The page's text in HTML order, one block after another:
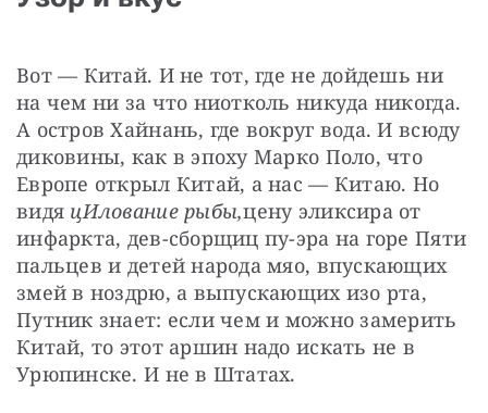
Вот — Китай. И не тот, где не дойдешь ни
на чем ни за что ниотколь никуда никогда.
А остров Хайнань, где вокруг вода. И всюду
диковины, как в эпоху Марко Поло, что
Европе открыл Китай, а нас — Китаю. Но
видя цИлование рыбы,цену эликсира от
инфаркта, дев-сборщиц пу-эра на горе Пяти
пальцев и детей народа мяо, впускающих
змей в ноздрю, а выпускающих изо рта,
Путник знает: если чем и можно замерить
Китай, то этот аршин надо искать не в
Урюпинске. И не в Штатах.